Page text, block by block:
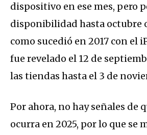
dispositivo en ese mes, pero
disponibilidad hasta octubre
como sucedió en 2017 con el
fue revelado el 12 de
las tiendas hasta el 3 de
Por ahora, no hay señales de
ocurra en 2025, por lo que se